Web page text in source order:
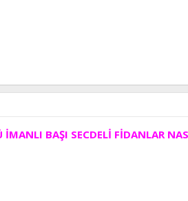
BAŞI SECDELİ FİDANLAR